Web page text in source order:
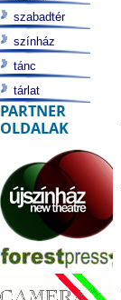
szabadtér
színház
tánc
tárlat
PARTNER
OLDALAK